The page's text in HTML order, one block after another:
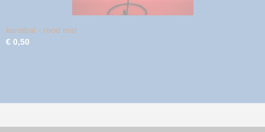
kerstbal - rood mat
€ 0,50